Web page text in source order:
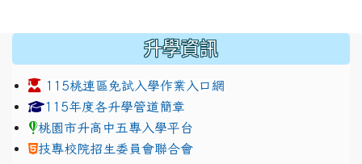
升學資訊
115桃連區免試入學作業入口網
link to https://www.jhjhs.tyc.edu.tw/modules/
115年度各升學管道簡章
桃園市升高中五專入學平台
技專校院招生委員會聯合會